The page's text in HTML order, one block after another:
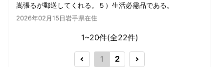
嵩張るが郵送してくれる。５）生活必需品である。
2026年02月15日岩手県在住
1~20件(全22件)
1 2